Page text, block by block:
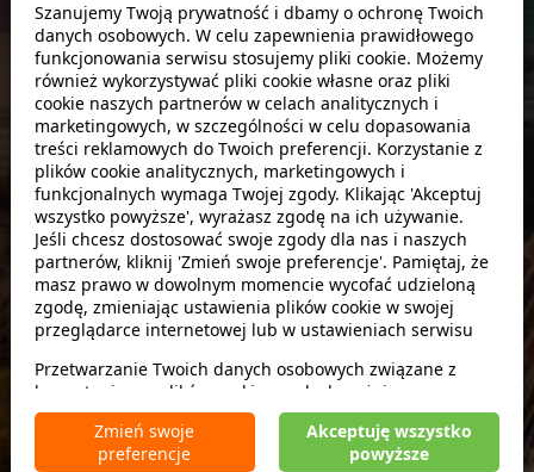
Data odbioru Godzina
Data zwrotu Godzina
Szukaj
zwróć w innym miejscu
Brak limitu kilometrów
Bezpłatne odwołanie rezerwacji
Szanujemy Twoją prywatność i dbamy o ochronę Twoich
danych osobowych. W celu zapewnienia prawidłowego
funkcjonowania serwisu stosujemy pliki cookie. Możemy
również wykorzystywać pliki cookie własne oraz pliki
cookie naszych partnerów w celach analitycznych i
marketingowych, w szczególności w celu dopasowania
treści reklamowych do Twoich preferencji. Korzystanie z
plików cookie analitycznych, marketingowych i
funkcjonalnych wymaga Twojej zgody. Klikając 'Akceptuj
wszystko powyższe', wyrażasz zgodę na ich używanie.
Jeśli chcesz dostosować swoje zgody dla nas i naszych
partnerów, kliknij 'Zmień swoje preferencje'. Pamiętaj, że
masz prawo w dowolnym momencie wycofać udzieloną
zgodę, zmieniając ustawienia plików cookie w swojej
przeglądarce internetowej lub w ustawieniach serwisu
Przetwarzanie Twoich danych osobowych związane z
korzystaniem z plików cookie w celach wyżej
wymienionych jest prowadzone przez CarFree sp. z o.o. z
siedzibą w Warszawie (02-677), ul. Cybernetyki 5,
będącego administratorem danych. W niektórych
Zmień swoje
preferencje
Akceptuję wszystko
powyższe